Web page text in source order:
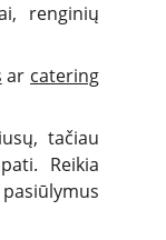
renginių
ar catering
tačiau
Reikia